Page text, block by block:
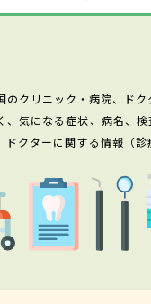
クリニック・病院、ド
気になる症状、病名、
クターに関する情報（診